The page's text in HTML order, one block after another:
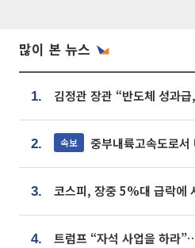
많이 본 뉴스
1.
2. 속보 중부내륙고속도로서
3.
4.